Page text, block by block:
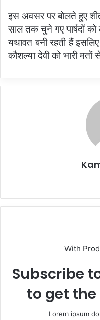
इस अवसर पर बोलते हुए
साल तक चुने गए पार्षदों को
यथावत बनी रहती हैं
कौशल्या देवी को भारी
With
Subscribe
to get
Lorem ipsum